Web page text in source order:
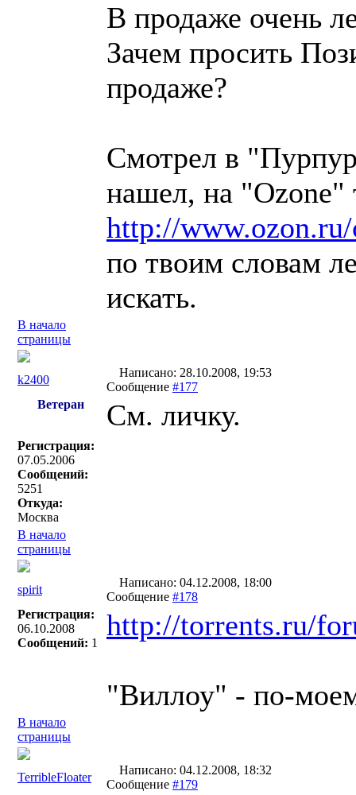
В продаже очень
Зачем просить
продаже?
Смотрел в
нашел, на "Ozone"
http://
по твоим словам
искать.
В начало
страницы
k2400
Написано: 28.10.2008, 19:53
Сообщение #177
Ветеран
Регистрация:
07.05.2006
Сообщений:
5251
Откуда:
Москва
См. личку.
В начало
страницы
spirit
Написано: 04.12.2008, 18:00
Сообщение #178
Регистрация:
06.10.2008
Сообщений: 1
http://torrents.ru/
"Виллоу" - по-
В начало
страницы
TerribleFloater
Написано: 04.12.2008, 18:32
Сообщение #179